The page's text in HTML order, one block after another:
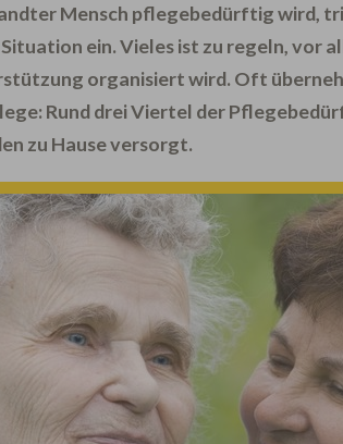
Mensch pflegebedürftig wird,
ein. Vieles ist zu regeln, vor
organisiert wird. Oft
Rund drei Viertel der
zu Hause versorgt.